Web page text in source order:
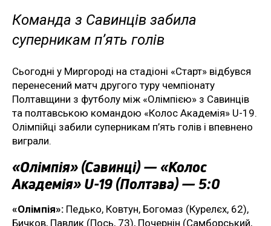
Команда з Савинців забила
суперникам п’ять голів
Сьогодні у Миргороді на стадіоні «Старт» відбувся
перенесений матч другого туру чемпіонату
Полтавщини з футболу між «Олімпією» з Савинців
та полтавською командою «Колос Академія» U-19.
Олімпійці забили суперникам п’ять голів і впевнено
виграли.
«Олімпія» (Савинці) — «Колос
Академія» U-19 (Полтава) — 5:0
«Олімпія»: Педько, Ковтун, Богомаз (Курелєх, 62),
Бичков, Павлик (Пось, 73), Почернін (Самборський,